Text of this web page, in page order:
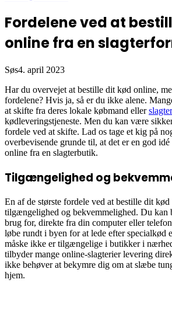
Fordelene ved at
online fra en
Søs4. april 2023
Har du overvejet at bestille dit kød online,
fordelene? Hvis ja, så er du ikke alene.
at skifte fra deres lokale købmand eller
kødleveringstjeneste. Men du kan være
fordele ved at skifte. Lad os tage et kig på
overbevisende grunde til, at det er en god
online fra en slagterbutik.
Tilgængelighed og
En af de største fordele ved at bestille dit
tilgængelighed og bekvemmelighed. Du kan
brug for, direkte fra din computer eller
løbe rundt i byen for at lede efter specialkød
måske ikke er tilgængelige i butikker i
tilbyder mange online-slagterier levering
ikke behøver at bekymre dig om at slæbe
hjem.